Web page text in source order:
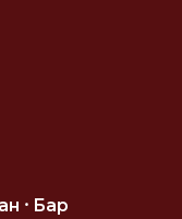
⸱ Бар